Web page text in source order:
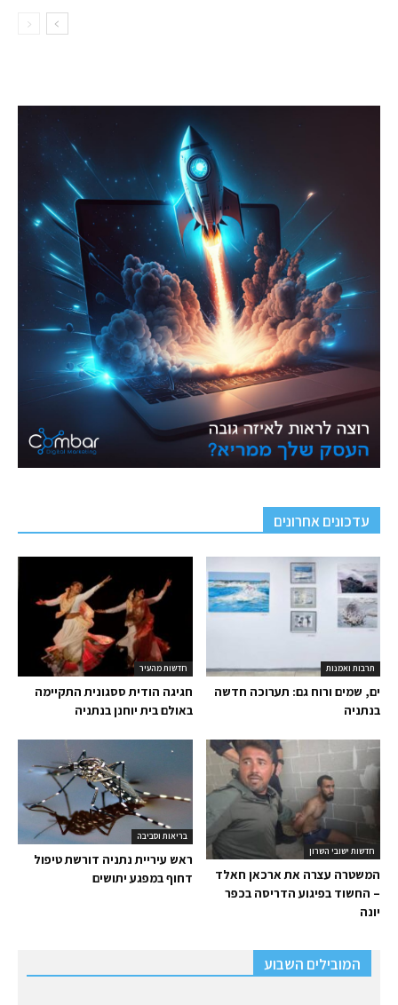
עדכונים אחרונים
חדשות מהעיר
חגיגה הודית ססגונית התקיימה
באולם בית יוחנן בנתניה
תרבות ואמנות
ים, שמים ורוח גם: תערוכה חדשה
בנתניה
בריאות וסביבה
ראש עיריית נתניה דורשת טיפול
דחוף במפגע יתושים
חדשות ישובי השרון
המשטרה עצרה את ארכאן חאלד
– החשוד בפיגוע הדריסה בכפר
יונה
המובילים השבוע